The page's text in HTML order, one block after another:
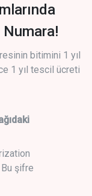
bitimini 1 yıl
1 yıl tescil ücreti
şifre